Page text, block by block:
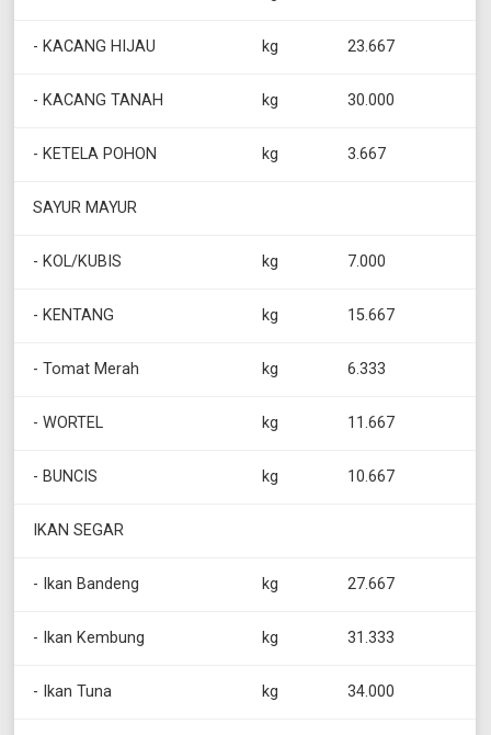
- KACANG HIJAU kg 23.667
- KACANG TANAH kg 30.000
- KETELA POHON kg 3.667
SAYUR MAYUR
- KOL/KUBIS kg 7.000
- KENTANG kg 15.667
- Tomat Merah kg 6.333
- WORTEL kg 11.667
- BUNCIS kg 10.667
IKAN SEGAR
- Ikan Bandeng kg 27.667
- Ikan Kembung kg 31.333
- Ikan Tuna kg 34.000